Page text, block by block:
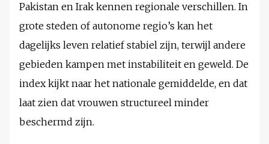
Pakistan en Irak kennen regionale verschillen. In
grote steden of autonome regio’s kan het
dagelijks leven relatief stabiel zijn, terwijl andere
gebieden kampen met instabiliteit en geweld. De
index kijkt naar het nationale gemiddelde, en dat
laat zien dat vrouwen structureel minder
beschermd zijn.